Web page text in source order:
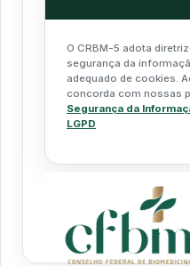
O CRBM-5 adota
segurança da
adequado de cookies.
concorda com nossas
Segurança da
LGPD